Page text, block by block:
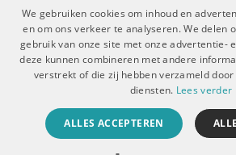
Algemene voorwaarden | Disclaimer &
Sitemap | RSS Feed
© Copyright 2026 - De Boer Dental |
Beoordeling opKiyOhvoor De Boer Dental: 9.4/
We gebruiken cookies om inhoud en
en om ons verkeer te analyseren. We delen
gebruik van onze site met onze advertentie-
deze kunnen combineren met andere
verstrekt of die zij hebben verzameld
diensten. Lees verder
ALLES ACCEPTEREN